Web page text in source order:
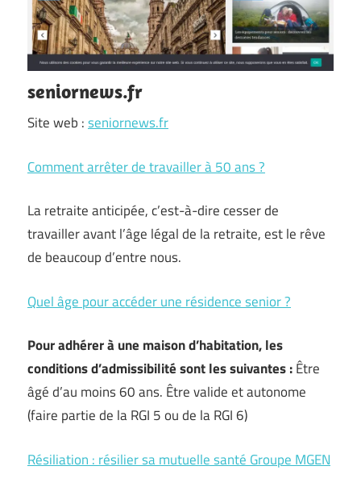
seniornews.fr
Site web :seniornews.fr
Comment arrêter de travailler à 50 ans ?
La retraite anticipée, c’est-à-dire cesser de
travailler avant l’âge légal de la retraite, est le rêve
de beaucoup d’entre nous.
Quel âge pour accéder une résidence senior ?
Pour adhérer à une maison d’habitation, les
conditions d’admissibilité sont les suivantes :Être
âgé d’au moins 60 ans. Être valide et autonome
(faire partie de la RGI 5 ou de la RGI 6)
Résiliation : résilier sa mutuelle santé Groupe MGEN